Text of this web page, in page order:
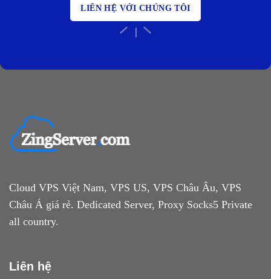
LIÊN HỆ VỚI CHÚNG TÔI
Cloud VPS Việt Nam, VPS US, VPS Châu Âu, VPS
Châu Á giá rẻ. Dedicated Server, Proxy Socks5 Private
all country.
Liên hệ